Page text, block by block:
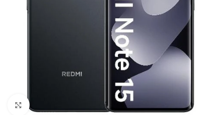
Clicca per ingrandire